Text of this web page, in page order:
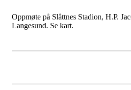
Oppmøte på Slåttnes Stadion, H.P.
Langesund. Se kart.